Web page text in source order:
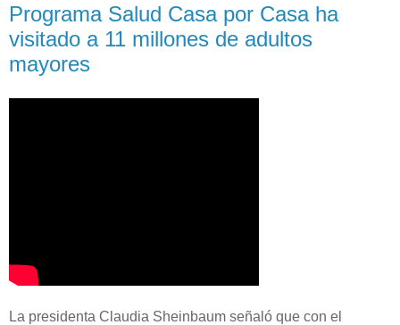
Programa Salud Casa por Casa ha
visitado a 11 millones de adultos
mayores
La presidenta Claudia Sheinbaum señaló que con el